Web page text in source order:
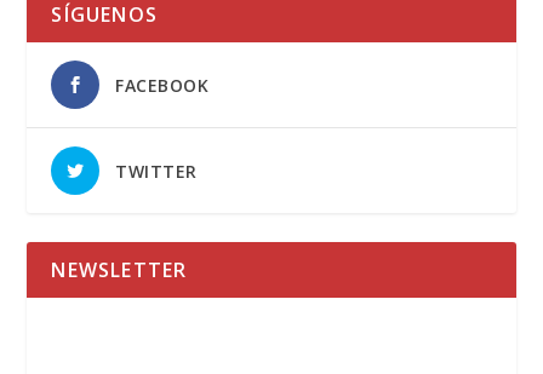
SÍGUENOS
FACEBOOK
TWITTER
NEWSLETTER